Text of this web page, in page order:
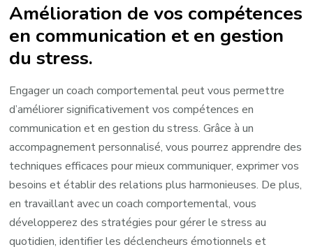
Amélioration de vos compétences
en communication et en gestion
du stress.
Engager un coach comportemental peut vous permettre
d’améliorer significativement vos compétences en
communication et en gestion du stress. Grâce à un
accompagnement personnalisé, vous pourrez apprendre des
techniques efficaces pour mieux communiquer, exprimer vos
besoins et établir des relations plus harmonieuses. De plus,
en travaillant avec un coach comportemental, vous
développerez des stratégies pour gérer le stress au
quotidien, identifier les déclencheurs émotionnels et